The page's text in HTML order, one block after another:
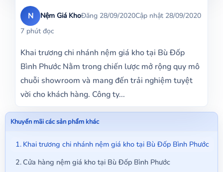
N Nệm Giá KhoĐăng 28/09/2020Cập nhật 28/09/2020
7 phút đọc
Khai trương chi nhánh nệm giá kho tại Bù Đốp
Bình Phước Nằm trong chiến lược mở rộng quy mô
chuỗi showroom và mang đến trải nghiệm tuyệt
vời cho khách hàng. Công ty...
Khuyến mãi các sản phẩm khác
Khai trương chi nhánh nệm giá kho tại Bù Đốp Bình Phước
Cửa hàng nệm giá kho tại Bù Đốp Bình Phước